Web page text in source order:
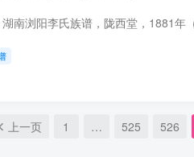
上一页 1 … 525 526